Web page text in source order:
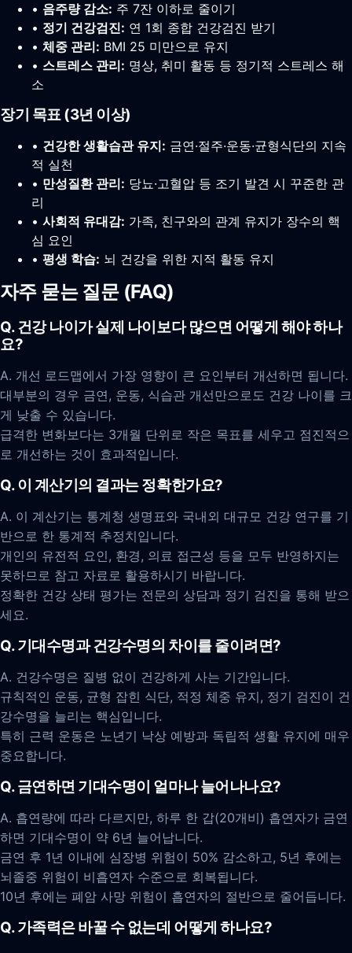
• 음주량 감소: 주 7잔 이하로 줄이기
• 정기 건강검진: 연 1회 종합 건강검진 받기
• 체중 관리: BMI 25 미만으로 유지
• 스트레스 관리: 명상, 취미 활동 등 정기적 스트레스 해
소
장기 목표 (3년 이상)
• 건강한 생활습관 유지: 금연·절주·운동·균형식단의 지속
적 실천
• 만성질환 관리: 당뇨·고혈압 등 조기 발견 시 꾸준한 관
리
• 사회적 유대감: 가족, 친구와의 관계 유지가 장수의 핵
심 요인
• 평생 학습: 뇌 건강을 위한 지적 활동 유지
자주 묻는 질문 (FAQ)
Q. 건강 나이가 실제 나이보다 많으면 어떻게 해야 하나
요?
A. 개선 로드맵에서 가장 영향이 큰 요인부터 개선하면 됩니다.
대부분의 경우 금연, 운동, 식습관 개선만으로도 건강 나이를 크
게 낮출 수 있습니다.
급격한 변화보다는 3개월 단위로 작은 목표를 세우고 점진적으
로 개선하는 것이 효과적입니다.
Q. 이 계산기의 결과는 정확한가요?
A. 이 계산기는 통계청 생명표와 국내외 대규모 건강 연구를 기
반으로 한 통계적 추정치입니다.
개인의 유전적 요인, 환경, 의료 접근성 등을 모두 반영하지는
못하므로 참고 자료로 활용하시기 바랍니다.
정확한 건강 상태 평가는 전문의 상담과 정기 검진을 통해 받으
세요.
Q. 기대수명과 건강수명의 차이를 줄이려면?
A. 건강수명은 질병 없이 건강하게 사는 기간입니다.
규칙적인 운동, 균형 잡힌 식단, 적정 체중 유지, 정기 검진이 건
강수명을 늘리는 핵심입니다.
특히 근력 운동은 노년기 낙상 예방과 독립적 생활 유지에 매우
중요합니다.
Q. 금연하면 기대수명이 얼마나 늘어나나요?
A. 흡연량에 따라 다르지만, 하루 한 갑(20개비) 흡연자가 금연
하면 기대수명이 약 6년 늘어납니다.
금연 후 1년 이내에 심장병 위험이 50% 감소하고, 5년 후에는
뇌졸중 위험이 비흡연자 수준으로 회복됩니다.
10년 후에는 폐암 사망 위험이 흡연자의 절반으로 줄어듭니다.
Q. 가족력은 바꿀 수 없는데 어떻게 하나요?